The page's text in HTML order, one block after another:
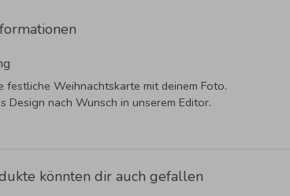
festliche Weihnachtskarte mit deinem Foto.
Design nach Wunsch in unserem Editor.
könnten dir auch gefallen